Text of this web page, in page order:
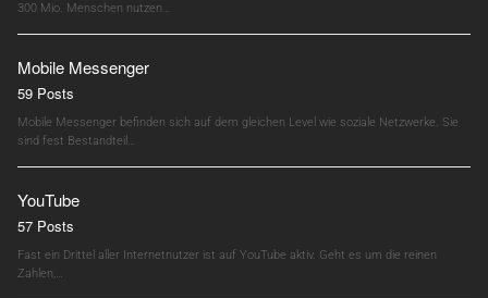
300 Mio. Menschen nutzen…
Mobile Messenger
59 Posts
Mobile Messenger befinden sich auf dem gleichen Level wie soziale Netzwerke. Sie
sind fest Bestandteil…
YouTube
57 Posts
Fast ein Drittel aller Internetnutzer ist auf YouTube aktiv. Geht es um die reinen
Zahlen,…